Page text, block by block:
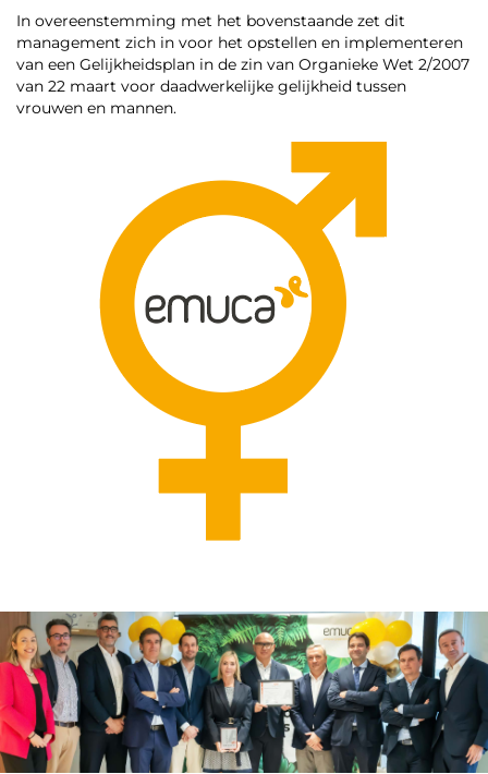
In overeenstemming met het bovenstaande zet dit
management zich in voor het opstellen en implementeren
van een Gelijkheidsplan in de zin van Organieke Wet 2/2007
van 22 maart voor daadwerkelijke gelijkheid tussen
vrouwen en mannen.